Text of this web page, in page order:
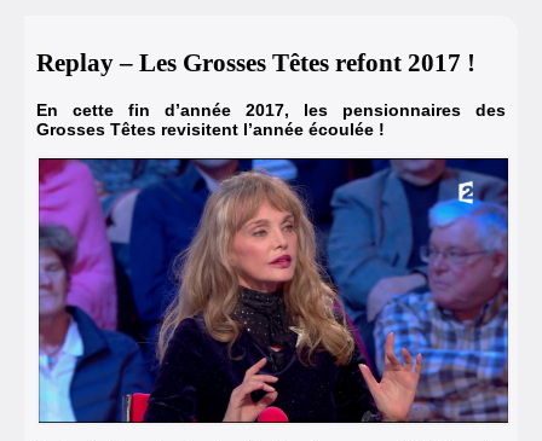
Replay – Les Grosses Têtes refont 2017 !
En cette fin d’année 2017, les pensionnaires des
Grosses Têtes revisitent l’année écoulée !